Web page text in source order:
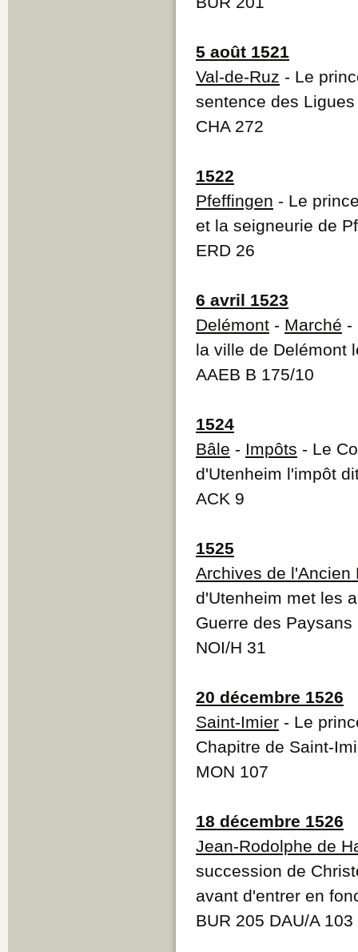
5 août 1521
Val-de-Ruz - Le
sentence des
CHA 272
1522
Pfeffingen - Le
et la seigneurie de
ERD 26
6 avril 1523
Delémont - Marché -
la ville de Delémont
AAEB B 175/10
1524
Bâle - Impôts - Le
d'Utenheim l'impôt
ACK 9
1525
Archives de l'Ancien
d'Utenheim met les
Guerre des Paysans
NOI/H 31
20 décembre 1526
Saint-Imier - Le
Chapitre de Saint-
MON 107
18 décembre 1526
Jean-Rodolphe de
succession de
avant d'entrer en
BUR 205 DAU/A